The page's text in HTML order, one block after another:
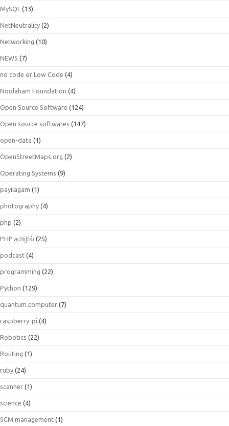
MySQL (13)
NetNeutrality (2)
Networking (10)
NEWS (7)
no code or Low Code (4)
Noolaham Foundation (4)
Open Source Software (124)
Open source softwares (147)
open-data (1)
OpenStreetMaps.org (2)
Operating Systems (9)
payilagam (1)
photography (4)
php (2)
PHP தமிழில் (25)
podcast (4)
programming (22)
Python (129)
quantum.computer (7)
raspberry-pi (4)
Robotics (22)
Routing (1)
ruby (24)
scanner (1)
science (4)
SCM management (1)